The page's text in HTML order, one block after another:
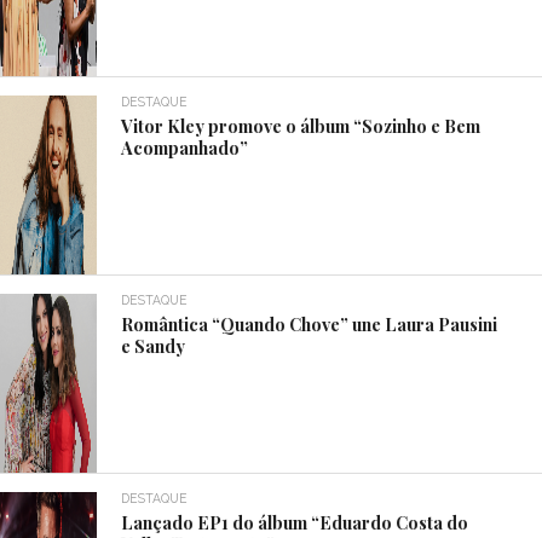
DESTAQUE
Vitor Kley promove o álbum “Sozinho e Bem
Acompanhado”
DESTAQUE
Romântica “Quando Chove” une Laura Pausini
e Sandy
DESTAQUE
Lançado EP1 do álbum “Eduardo Costa do